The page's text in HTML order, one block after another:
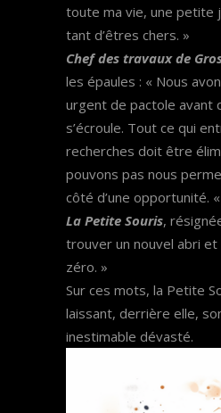
toute ma vie, une petite
tant d’êtres chers. »
Chef des travaux de
les épaules : « Nous
urgent de pactole avant
s’écroule. Tout ce qui
recherches doit être
pouvons pas nous
côté d’une opportunité. «
La Petite Souris,
trouver un nouvel abri
zéro. »
Sur ces mots, la Petite
laissant, derrière elle,
inestimable dévasté.